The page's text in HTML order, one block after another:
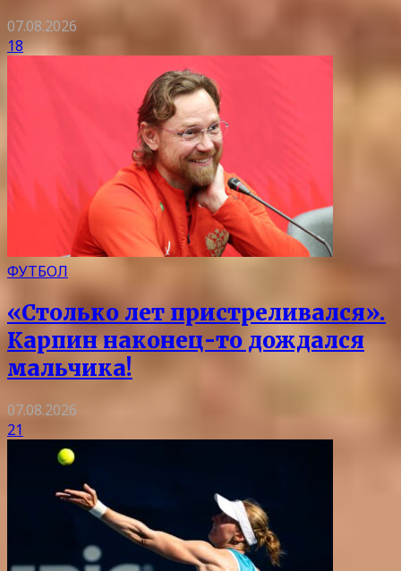
07.08.2026
18
ФУТБОЛ
«Столько лет пристреливался».
Карпин наконец-то дождался
мальчика!
07.08.2026
21